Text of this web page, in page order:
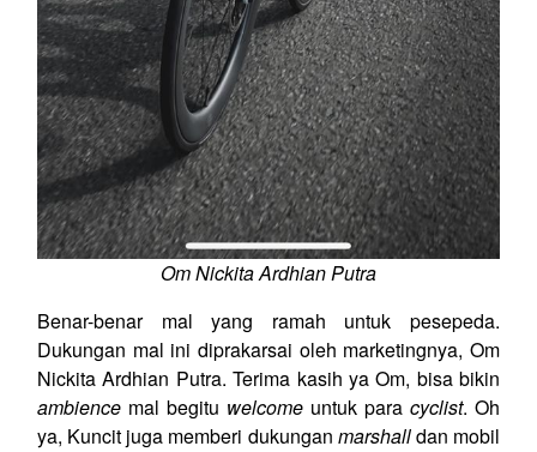
Om Nickita Ardhian Putra
Benar-benar mal yang ramah untuk pesepeda.
Dukungan mal ini diprakarsai oleh marketingnya, Om
Nickita Ardhian Putra. Terima kasih ya Om, bisa bikin
ambience mal begitu welcome untuk para cyclist. Oh
ya, Kuncit juga memberi dukungan marshalldan mobil